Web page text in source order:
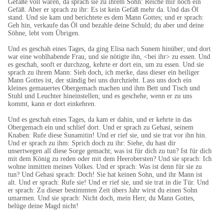
Gefäße voll waren, da sprach sie zu ihrem Sohn: Reiche mir noch ein
Gefäß. Aber er sprach zu ihr: Es ist kein Gefäß mehr da. Und das Öl
stand. Und sie kam und berichtete es dem Mann Gottes; und er sprach:
Geh hin, verkaufe das Öl und bezahle deine Schuld; du aber und deine
Söhne, lebt vom Übrigen.
Und es geschah eines Tages, da ging Elisa nach Sunem hinüber; und dort
war eine wohlhabende Frau, und sie nötigte ihn, <bei ihr> zu essen. Und
es geschah, sooft er durchzog, kehrte er dort ein, um zu essen. Und sie
sprach zu ihrem Mann: Sieh doch, ich merke, dass dieser ein heiliger
Mann Gottes ist, der ständig bei uns durchzieht. Lass uns doch ein
kleines gemauertes Obergemach machen und ihm Bett und Tisch und
Stuhl und Leuchter hineinstellen; und es geschehe, wenn er zu uns
kommt, kann er dort einkehren.
Und es geschah eines Tages, da kam er dahin, und er kehrte in das
Obergemach ein und schlief dort. Und er sprach zu Gehasi, seinem
Knaben: Rufe diese Sunamitin! Und er rief sie, und sie trat vor ihn hin.
Und er sprach zu ihm: Sprich doch zu ihr: Siehe, du hast dir
unsertwegen all diese Sorge gemacht; was ist für dich zu tun? Ist für dich
mit dem König zu reden oder mit dem Heerobersten? Und sie sprach: Ich
wohne inmitten meines Volkes. Und er sprach: Was ist denn für sie zu
tun? Und Gehasi sprach: Doch! Sie hat keinen Sohn, und ihr Mann ist
alt. Und er sprach: Rufe sie! Und er rief sie, und sie trat in die Tür. Und
er sprach: Zu dieser bestimmten Zeit übers Jahr wirst du einen Sohn
umarmen. Und sie sprach: Nicht doch, mein Herr, du Mann Gottes,
belüge deine Magd nicht!